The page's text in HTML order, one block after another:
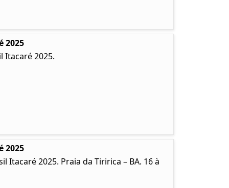
2025
Itacaré 2025.
2025
2025. Praia da Tiririca – BA. 16 à